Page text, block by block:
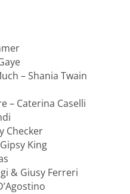
– Shania Twain
– Caterina Caselli
Checker
King
& Giusy Ferreri